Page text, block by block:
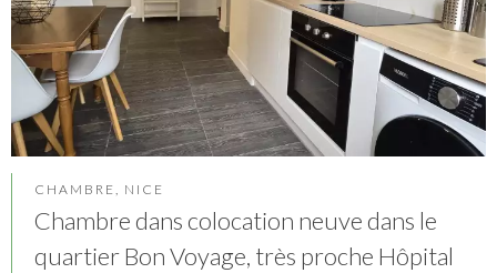
CHAMBRE, NICE
Chambre dans colocation neuve dans le
quartier Bon Voyage, très proche Hôpital